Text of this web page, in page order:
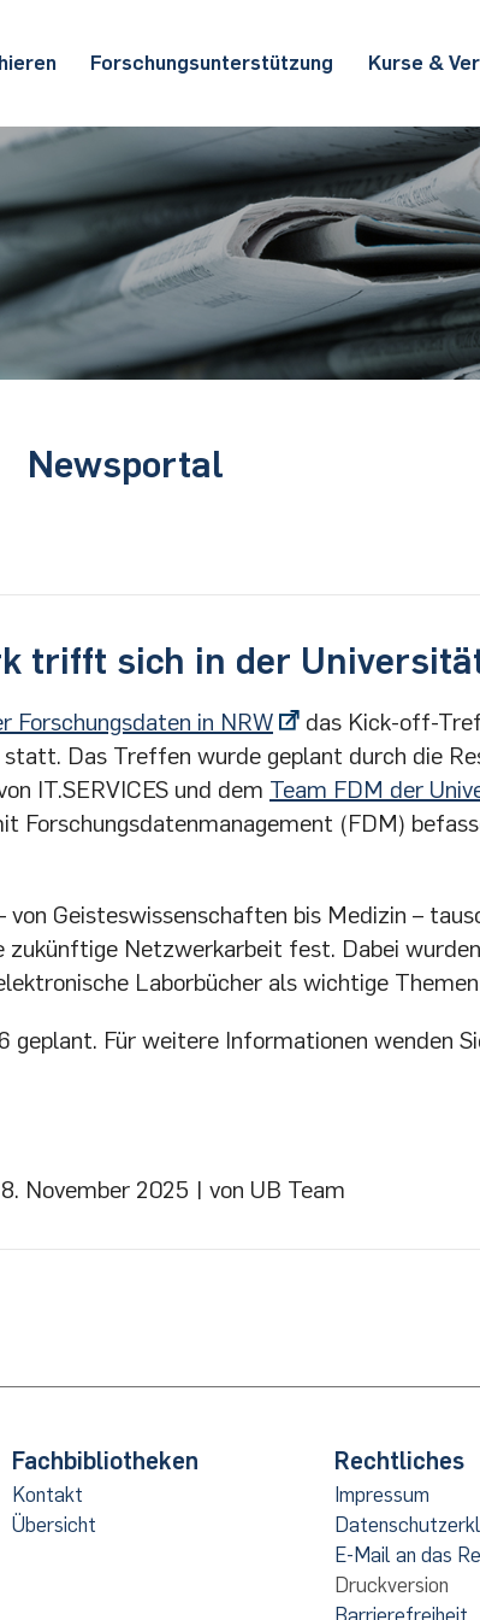
Forschungs­un­ter­stützung Kurse &
Newsportal
trifft sich in der
Forschungsdaten in NRW das Kick-off-
Das Treffen wurde geplant durch die
IT.SERVICES und dem Team FDM der
Forschungsdatenmanagement (FDM)
Geisteswissenschaften bis Medizin –
zukünftige Netzwerkarbeit fest. Dabei
Laborbücher als wichtige
Für weitere Informationen wenden
November 2025 | von UB Team
Fachbibliotheken
Kontakt
Übersicht
Rechtliches
Impressum
E-Mail an das
Druckversion